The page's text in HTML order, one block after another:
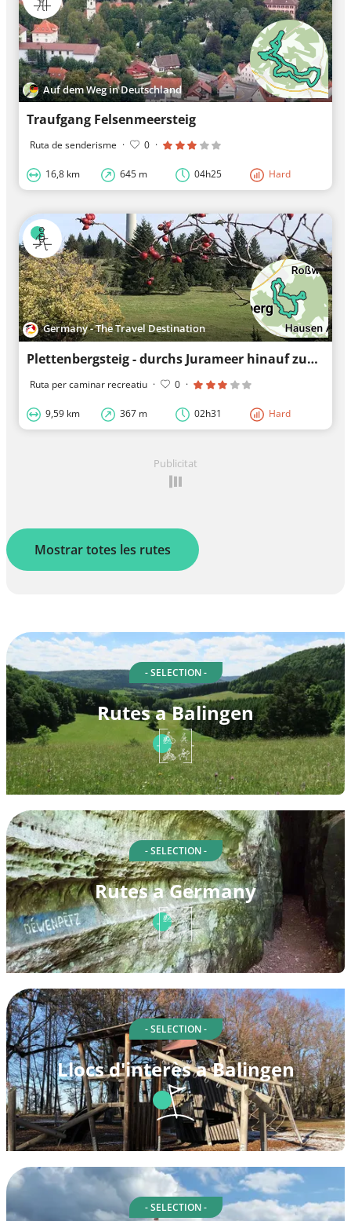
Auf dem Weg in Deutschland
Traufgang Felsenmeersteig
Ruta de senderisme · 0 ·
16,8 km 645 m 04h25 Hard
Germany - The Travel Destination
Plettenbergsteig - durchs Jurameer hinauf zum Albtrauf - in Dotternhausen
Ruta per caminar recreatiu · 0 ·
9,59 km 367 m 02h31 Hard
Publicitat
Mostrar totes les rutes
- SELECTION -
Rutes a Balingen
- SELECTION -
Rutes a Germany
- SELECTION -
Llocs d'interès a Balingen
- SELECTION -